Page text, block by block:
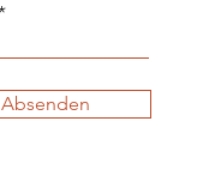
Absenden